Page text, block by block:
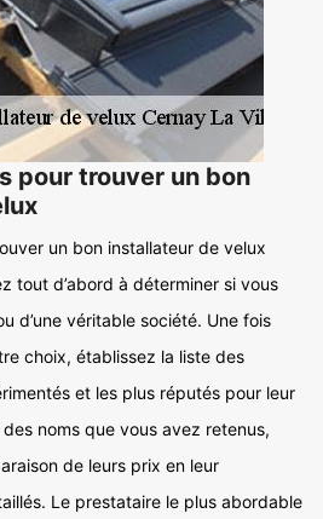
pour trouver un bon
un bon installateur de velux
tout d’abord à déterminer si vous
d’une véritable société. Une fois
choix, établissez la liste des
et les plus réputés pour leur
noms que vous avez retenus,
de leurs prix en leur
Le prestataire le plus abordable